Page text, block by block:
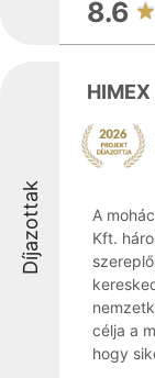
8.6
Díjazottak
A
Kft.
célja a
hogy